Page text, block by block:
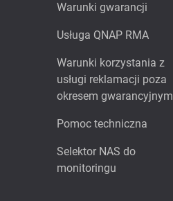
Warunki gwarancji
Usługa QNAP RMA
Warunki korzystania z
usługi reklamacji poza
okresem gwarancyjnym
Pomoc techniczna
Selektor NAS do
monitoringu